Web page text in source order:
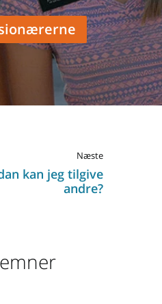
Næste
kan jeg tilgive
andre?